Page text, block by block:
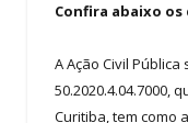
Confira abaixo os
A Ação Civil
50.2020.4.04.7000,
Curitiba, tem como